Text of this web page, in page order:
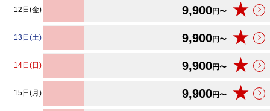
12日(金) 9,900円〜 ★
13日(土) 9,900円〜 ★
14日(日) 9,900円〜 ★
15日(月) 9,900円〜 ★